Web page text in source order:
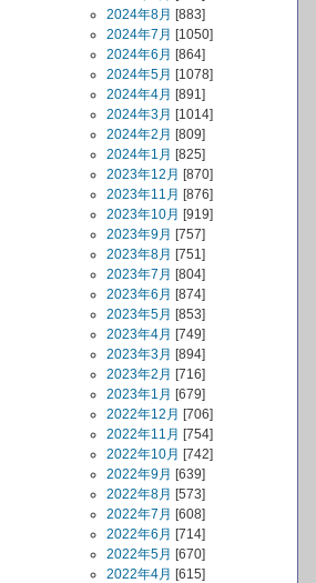
2024年8月 [883]
2024年7月 [1050]
2024年6月 [864]
2024年5月 [1078]
2024年4月 [891]
2024年3月 [1014]
2024年2月 [809]
2024年1月 [825]
2023年12月 [870]
2023年11月 [876]
2023年10月 [919]
2023年9月 [757]
2023年8月 [751]
2023年7月 [804]
2023年6月 [874]
2023年5月 [853]
2023年4月 [749]
2023年3月 [894]
2023年2月 [716]
2023年1月 [679]
2022年12月 [706]
2022年11月 [754]
2022年10月 [742]
2022年9月 [639]
2022年8月 [573]
2022年7月 [608]
2022年6月 [714]
2022年5月 [670]
2022年4月 [615]